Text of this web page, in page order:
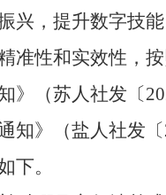
兴，提升数字技
准性和实效性，
》 （苏人社发〔
知》（盐人社发〔
下。